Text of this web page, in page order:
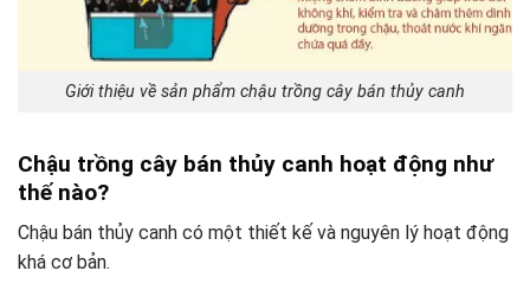
Giới thiệu về sản phẩm chậu trồng cây bán thủy canh
Chậu trồng cây bán thủy canh hoạt động như
thế nào?
Chậu bán thủy canh có một thiết kế và nguyên lý hoạt động
khá cơ bản.